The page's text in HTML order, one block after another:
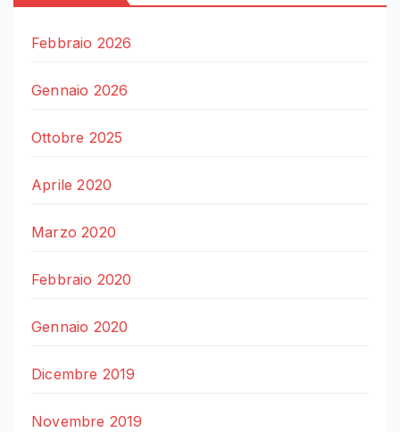
Febbraio 2026
Gennaio 2026
Ottobre 2025
Aprile 2020
Marzo 2020
Febbraio 2020
Gennaio 2020
Dicembre 2019
Novembre 2019